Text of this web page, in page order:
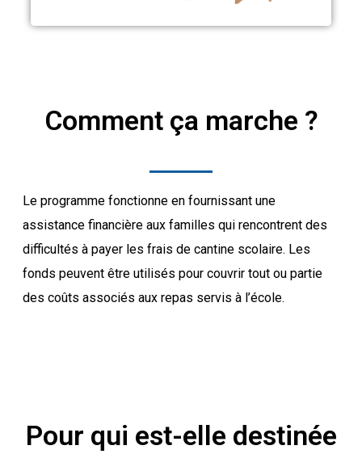
Comment ça marche ?
Le programme fonctionne en fournissant une
assistance financière aux familles qui rencontrent des
difficultés à payer les frais de cantine scolaire. Les
fonds peuvent être utilisés pour couvrir tout ou partie
des coûts associés aux repas servis à l’école.
Pour qui est-elle destinée